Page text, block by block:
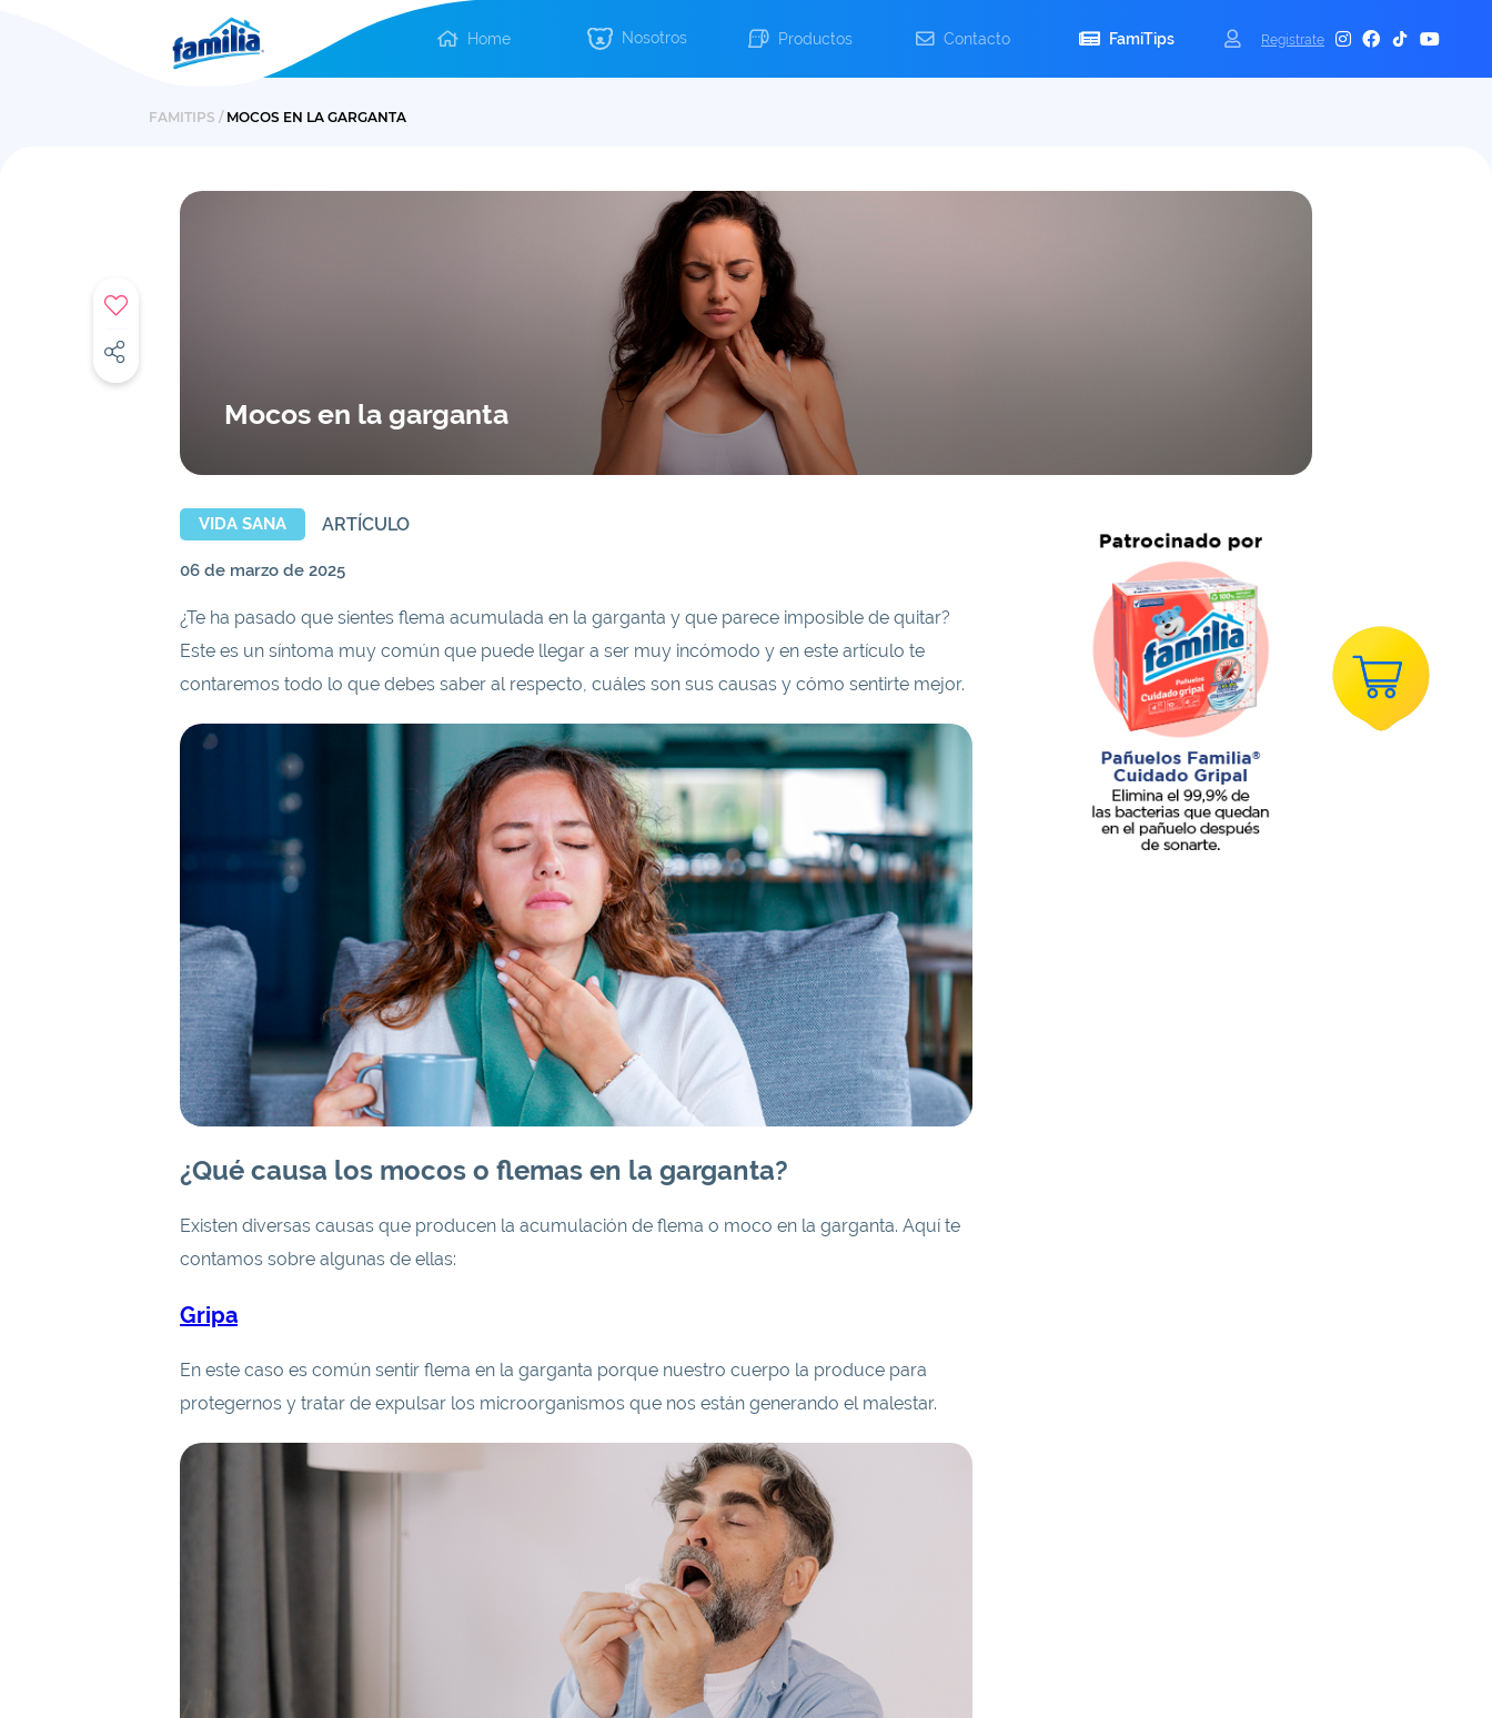
FAMITIPS / MOCOS EN LA GARGANTA
Mocos en la garganta
VIDA SANA ARTÍCULO
06 de marzo de 2025
¿Te ha pasado que sientes flema acumulada en la garganta y que parece imposible de quitar?
Este es un síntoma muy común que puede llegar a ser muy incómodo y en este artículo te
contaremos todo lo que debes saber al respecto, cuáles son sus causas y cómo sentirte mejor.
¿Qué causa los mocos o flemas en la garganta?
Existen diversas causas que producen la acumulación de flema o moco en la garganta. Aquí te
contamos sobre algunas de ellas:
Gripa
En este caso es común sentir flema en la garganta porque nuestro cuerpo la produce para
protegernos y tratar de expulsar los microorganismos que nos están generando el malestar.
Home Nosotros Productos Contacto FamiTips Registrate